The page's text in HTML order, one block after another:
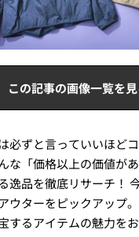
この記事の画像一覧を見
必ずと言っていいほど
な「価格以上の価値が
逸品を徹底リサーチ！
ウターをピックアップ
するアイテムの魅力を